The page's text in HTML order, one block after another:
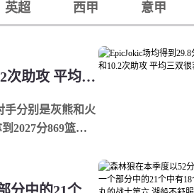
英超 西甲 意甲
Epic️Jokic场均得到29.8分 12.8个篮板和10.2次助攻 平均三双很容易吗？
手分别是灰熊和火
2027分869篮板